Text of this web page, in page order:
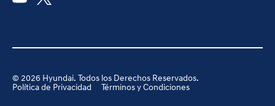
© 2026Hyundai. Todos los Derechos Reservados.
Política de Privacidad
Términos y Condiciones